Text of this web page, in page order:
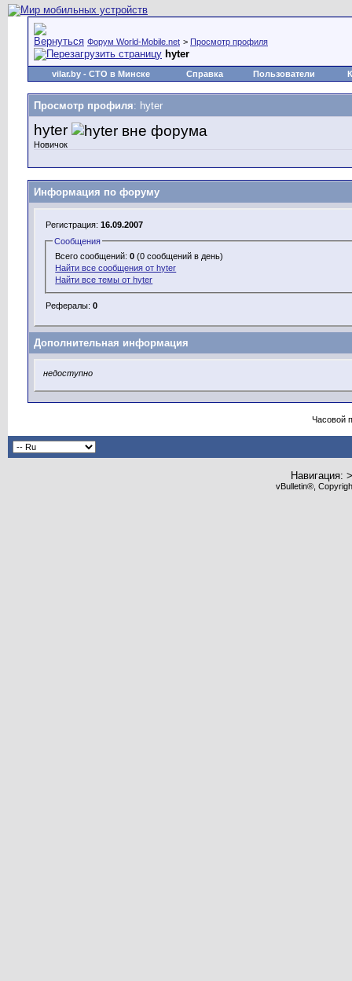
Форум World-Mobile.net > Просмотр профиля
hyter
vilar.by - СТО в Минске Справка Пользователи
Просмотр профиля: hyter
hyter
Новичок
Информация по форуму
Регистрация: 16.09.2007
Сообщения
Всего сообщений:0 (0 сообщений в день)
Найти все сообщения от hyter
Найти все темы от hyter
Рефералы: 0
Дополнительная информация
недоступно
Часовой
Навигация:
vBulletin®,